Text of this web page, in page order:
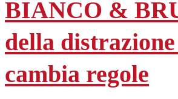
BIANCO &
della
cambia regole